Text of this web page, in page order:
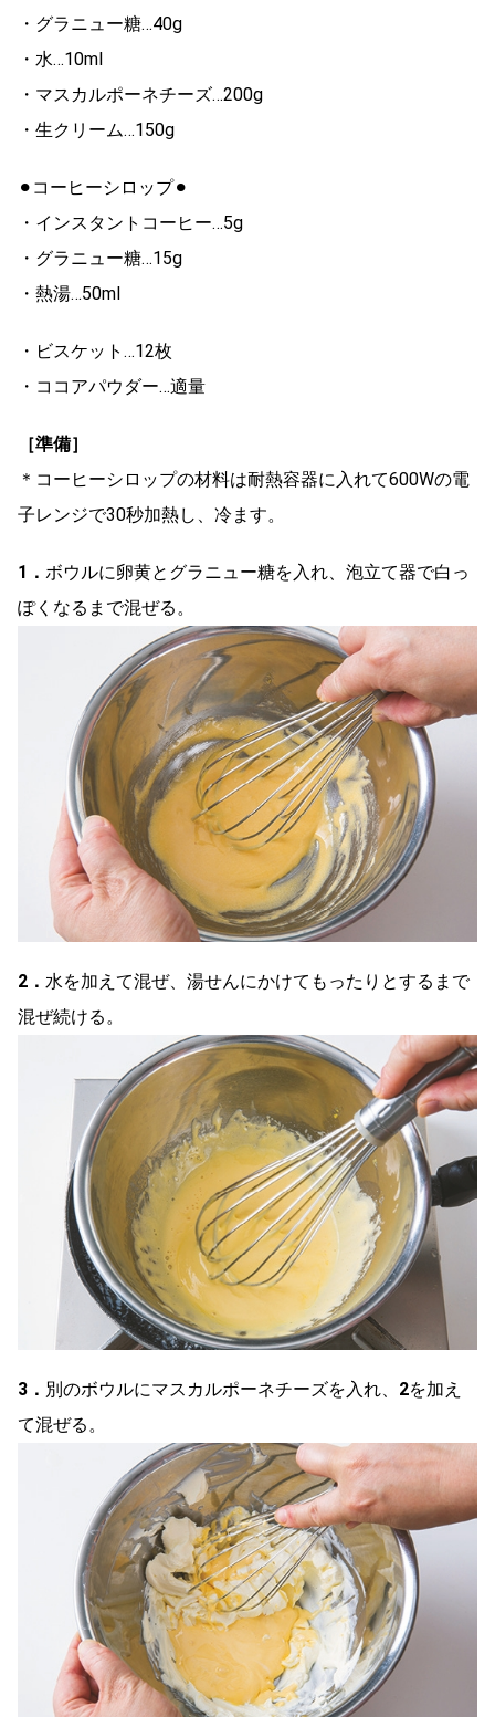
・グラニュー糖…40g
・水…10ml
・マスカルポーネチーズ…200g
・生クリーム…150g
⚫︎コーヒーシロップ⚫︎
・インスタントコーヒー…5g
・グラニュー糖…15g
・熱湯…50ml
・ビスケット…12枚
・ココアパウダー…適量
［準備］
＊コーヒーシロップの材料は耐熱容器に入れて600Wの電
子レンジで30秒加熱し、冷ます。
1． ボウルに卵黄とグラニュー糖を入れ、泡立て器で白っ
ぽくなるまで混ぜる。
2． 水を加えて混ぜ、湯せんにかけてもったりとするまで
混ぜ続ける。
3． 別のボウルにマスカルポーネチーズを入れ、 2を加え
て混ぜる。